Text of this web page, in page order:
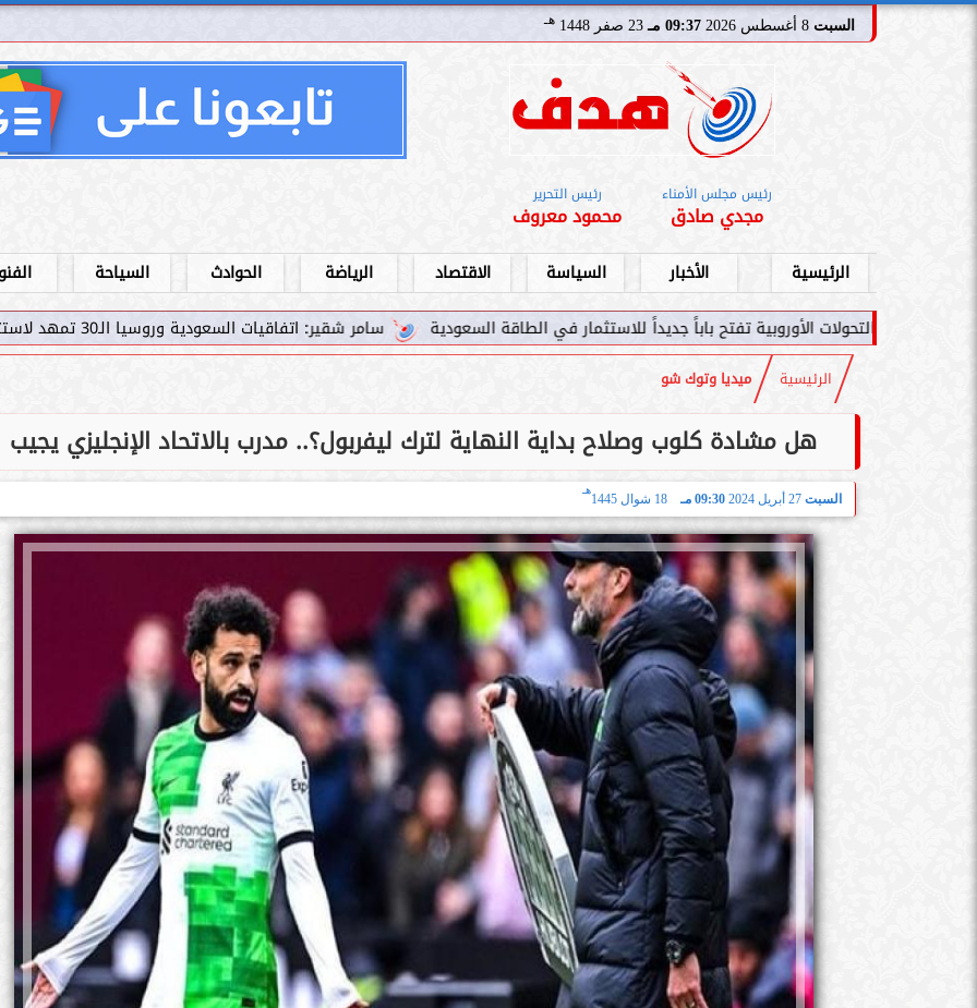
السبت 09:37 مـ 23 صفر 1448 هـ
رئيس مجلس الأمناء
مجدي صادق
رئيس التحرير
محمود معروف
الرئيسية الأخبار السياسة الاقتصاد الرياضة الحوادث السياحة
سامر شقير: اتفاقيات السعودية وروسيا الـ30 تمهد لاستثمارات استراتيجية واعدة في رؤية... الأوروبية تفتح باباً جديداً للاستثمار في الطاقة السعودية
الرئيسية ميديا وتوك شو
هل مشادة كلوب وصلاح بداية النهاية لترك ليفربول؟.. مدرب بالاتحاد الإنجليزي يجيب
السبت 27 أبريل 2024 09:30 مـ 18 شوال 1445
هـ